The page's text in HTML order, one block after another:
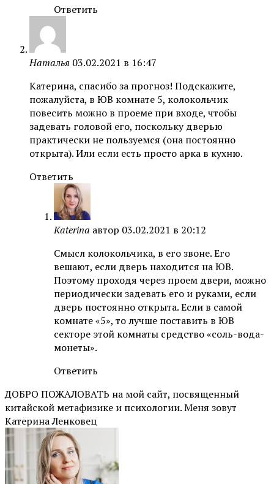
Ответить
Наталья 03.02.2021 в 16:47
Катерина, спасибо за прогноз! Подскажите,
пожалуйста, в ЮВ комнате 5, колокольчик
повесить можно в проеме при входе, чтобы
задевать головой его, поскольку дверью
практически не пользуемся (она постоянно
открыта). Или если есть просто арка в кухню.
Ответить
Katerina автор 03.02.2021 в 20:12
Смысл колокольчика, в его звоне. Его
вешают, если дверь находится на ЮВ.
Поэтому проходя через проем двери, можно
периодически задевать его и руками, если
дверь постоянно открыта. Если в самой
комнате «5», то лучше поставить в ЮВ
секторе этой комнаты средство «соль-вода-
монеты».
Ответить
ДОБРО ПОЖАЛОВАТЬ на мой сайт, посвященный
китайской метафизике и психологии. Меня зовут
Катерина Ленковец